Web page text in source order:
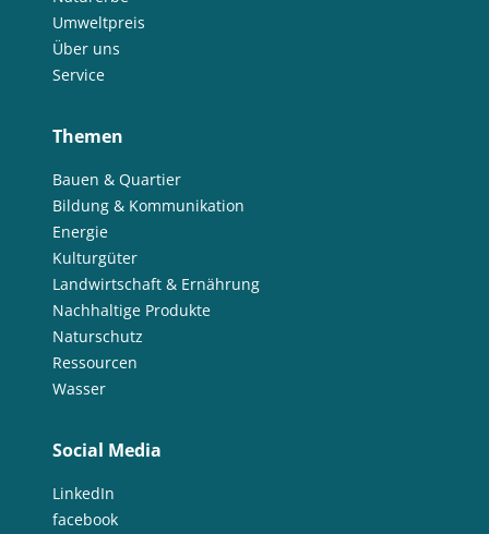
Umweltpreis
Über uns
Service
Themen
Bauen & Quartier
Bildung & Kommunikation
Energie
Kulturgüter
Landwirtschaft & Ernährung
Nachhaltige Produkte
Naturschutz
Ressourcen
Wasser
Social Media
LinkedIn
facebook